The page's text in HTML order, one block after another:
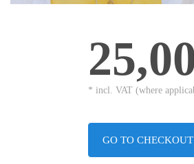
* incl. VAT (where
GO TO CHECKOUT